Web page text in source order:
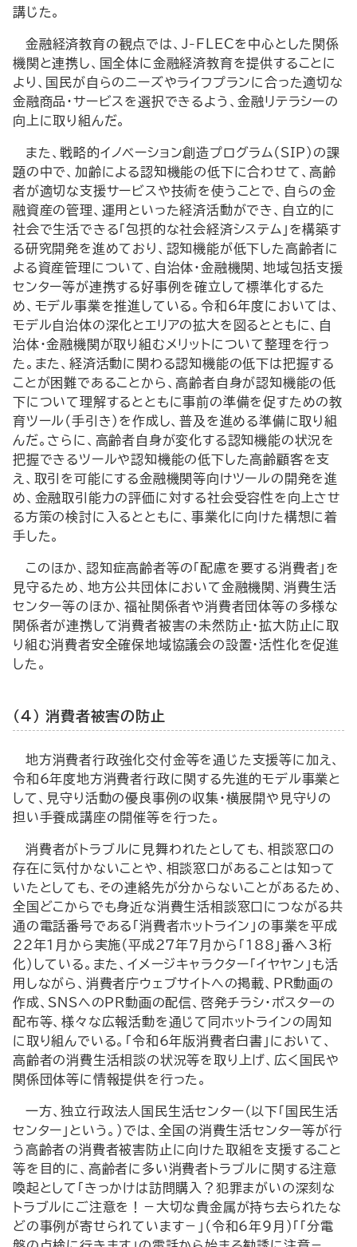
講じた。
金融経済教育の観点では、 J-FLECを中心とした関係
機関と連携し、国全体に金融経済教育を提供することに
より、国民が自らのニーズやライフプランに合った適切な
金融商品・サービスを選択できるよう、金融リテラシーの
向上に取り組んだ。
また、戦略的イノベーション創造プログラム（ SIP ）の課
題の中で、加齢による認知機能の低下に合わせて、高齢
者が適切な支援サービスや技術を使うことで、自らの金
融資産の管理、運用といった経済活動ができ、自立的に
社会で生活できる「包摂的な社会経済システム」を構築す
る研究開発を進めており、認知機能が低下した高齢者に
よる資産管理について、自治体・金融機関、地域包括支援
センター等が連携する好事例を確立して標準化するた
め、モデル事業を推進している。令和6年度においては、
モデル自治体の深化とエリアの拡大を図るとともに、自
治体・金融機関が取り組むメリットについて整理を行っ
た。また、経済活動に関わる認知機能の低下は把握する
ことが困難であることから、高齢者自身が認知機能の低
下について理解するとともに事前の準備を促すための教
育ツール（手引き）を作成し、普及を進める準備に取り組
んだ。さらに、高齢者自身が変化する認知機能の状況を
把握できるツールや認知機能の低下した高齢顧客を支
え、取引を可能にする金融機関等向けツールの開発を進
め、金融取引能力の評価に対する社会受容性を向上させ
る方策の検討に入るとともに、事業化に向けた構想に着
手した。
このほか、認知症高齢者等の「配慮を要する消費者」を
見守るため、地方公共団体において金融機関、消費生活
センター等のほか、福祉関係者や消費者団体等の多様な
関係者が連携して消費者被害の未然防止・拡大防止に取
り組む消費者安全確保地域協議会の設置・活性化を促進
した。
（4） 消費者被害の防止
地方消費者行政強化交付金等を通じた支援等に加え、
令和6年度地方消費者行政に関する先進的モデル事業と
して、見守り活動の優良事例の収集・横展開や見守りの
担い手養成講座の開催等を行った。
消費者がトラブルに見舞われたとしても、相談窓口の
存在に気付かないことや、相談窓口があることは知って
いたとしても、その連絡先が分からないことがあるため、
全国どこからでも身近な消費生活相談窓口につながる共
通の電話番号である「消費者ホットライン」の事業を平成
22年1月から実施（平成27年7月から「188」番へ3桁
化）している。また、イメージキャラクター「イヤヤン」も活
用しながら、消費者庁ウェブサイトへの掲載、
PR動画の
作成、 SNSへの PR動画の配信、啓発チラシ・ポスターの
配布等、様々な広報活動を通じて同ホットラインの周知
に取り組んでいる。「令和6年版消費者白書」において、
高齢者の消費生活相談の状況等を取り上げ、広く国民や
関係団体等に情報提供を行った。
一方、独立行政法人国民生活センター（以下「国民生活
センター」という。）では、全国の消費生活センター等が行
う高齢者の消費者被害防止に向けた取組を支援すること
等を目的に、高齢者に多い消費者トラブルに関する注意
喚起として「きっかけは訪問購入？犯罪まがいの深刻な
トラブルにご注意を！－大切な貴金属が持ち去られたな
どの事例が寄せられています－」（令和6年9月）「「分電